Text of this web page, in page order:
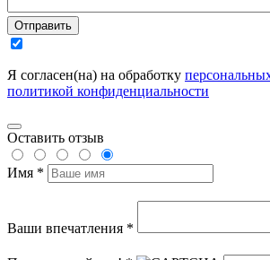
Отправить
Я согласен(на) на обработку
политикой конфиденциальности
Оставить отзыв
Имя *
Ваши впечатления *